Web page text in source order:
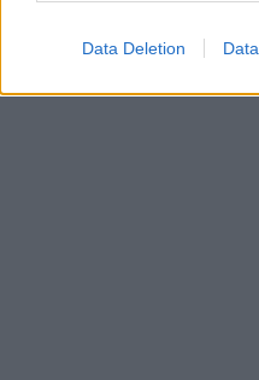
Data Deletion